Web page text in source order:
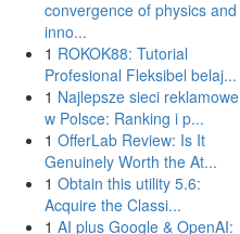
convergence of physics and
inno...
1 ROKOK88: Tutorial
Profesional Fleksibel belaj...
1 Najlepsze sieci reklamowe
w Polsce: Ranking i p...
1 OfferLab Review: Is It
Genuinely Worth the At...
1 Obtain this utility 5.6:
Acquire the Classi...
1 AI plus Google & OpenAI: